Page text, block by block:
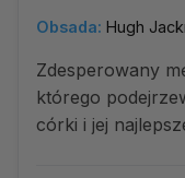
Obsada: Hugh
Zdesperowany
którego
córki i jej